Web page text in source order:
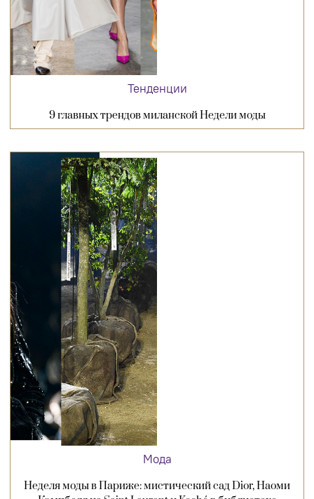
Тенденции
9 главных трендов миланской Недели моды
Мода
Неделя моды в Париже: мистический сад Dior, Наоми